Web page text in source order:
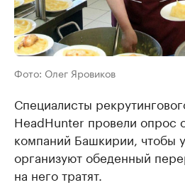
Фото: Олег Яровиков
Специалисты
HeadHunter провели опрос
компаний Башкирии, чтобы
организуют обеденный
на него тратят.